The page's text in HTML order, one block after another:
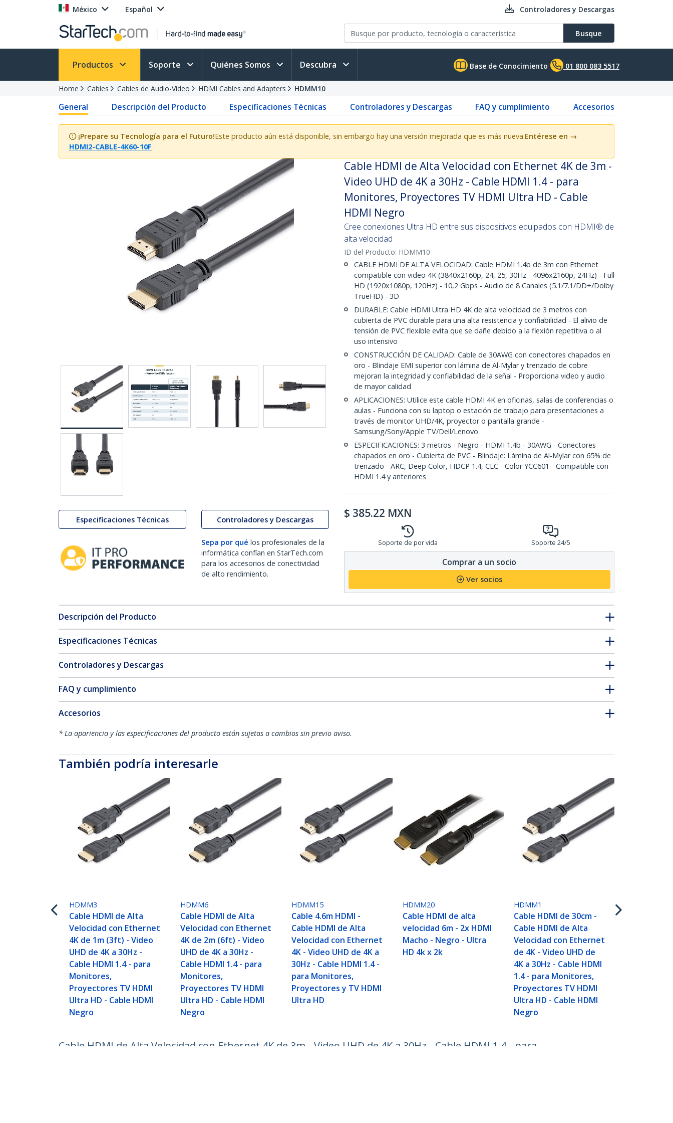
México Español Controladores y Descargas
Busque
Productos Soporte Quiénes Somos Descubra Base de Conocimiento 01 800 083 5517
Home Cables Cables de Audio-Video HDMI Cables and Adapters HDMM10
General Descripción del Producto Especificaciones Técnicas Controladores y Descargas FAQ y cumplimiento Accesorios
¡Prepare su Tecnología para el Futuro!Este producto aún está disponible, sin embargo hay una versión mejorada que es más nueva.Entérese en →
HDMI2-CABLE-4K60-10F
Especificaciones Técnicas Controladores y Descargas
Sepa por qué los profesionales de la
informática confían en StarTech.com
para los accesorios de conectividad
de alto rendimiento.
Cable HDMI de Alta Velocidad con Ethernet 4K de 3m -
Video UHD de 4K a 30Hz - Cable HDMI 1.4 - para
Monitores, Proyectores TV HDMI Ultra HD - Cable
HDMI Negro
Cree conexiones Ultra HD entre sus dispositivos equipados con HDMI® de
alta velocidad
ID del Producto: HDMM10
CABLE HDMI DE ALTA VELOCIDAD: Cable HDMI 1.4b de 3m con Ethernet
compatible con video 4K (3840x2160p, 24, 25, 30Hz - 4096x2160p, 24Hz) - Full
HD (1920x1080p, 120Hz) - 10,2 Gbps - Audio de 8 Canales (5.1/7.1/DD+/Dolby
TrueHD) - 3D
DURABLE: Cable HDMI Ultra HD 4K de alta velocidad de 3 metros con
cubierta de PVC durable para una alta resistencia y confiabilidad - El alivio de
tensión de PVC flexible evita que se dañe debido a la flexión repetitiva o al
uso intensivo
CONSTRUCCIÓN DE CALIDAD: Cable de 30AWG con conectores chapados en
oro - Blindaje EMI superior con lámina de Al-Mylar y trenzado de cobre
mejoran la integridad y confiabilidad de la señal - Proporciona video y audio
de mayor calidad
APLICACIONES: Utilice este cable HDMI 4K en oficinas, salas de conferencias o
aulas - Funciona con su laptop o estación de trabajo para presentaciones a
través de monitor UHD/4K, proyector o pantalla grande -
Samsung/Sony/Apple TV/Dell/Lenovo
ESPECIFICACIONES: 3 metros - Negro - HDMI 1.4b - 30AWG - Conectores
chapados en oro - Cubierta de PVC - Blindaje: Lámina de Al-Mylar con 65% de
trenzado - ARC, Deep Color, HDCP 1.4, CEC - Color YCC601 - Compatible con
HDMI 1.4 y anteriores
$ 385.22 MXN
Soporte de por vida Soporte 24/5
Comprar a un socio
Ver socios
Descripción del Producto
Especificaciones Técnicas
Controladores y Descargas
FAQ y cumplimiento
Accesorios
* La apariencia y las especificaciones del producto están sujetas a cambios sin previo aviso.
También podría interesarle
HDMM3
Cable HDMI de Alta
Velocidad con Ethernet
4K de 1m (3ft) - Video
UHD de 4K a 30Hz -
Cable HDMI 1.4 - para
Monitores,
Proyectores TV HDMI
Ultra HD - Cable HDMI
Negro
HDMM6
Cable HDMI de Alta
Velocidad con Ethernet
4K de 2m (6ft) - Video
UHD de 4K a 30Hz -
Cable HDMI 1.4 - para
Monitores,
Proyectores TV HDMI
Ultra HD - Cable HDMI
Negro
HDMM15
Cable 4.6m HDMI -
Cable HDMI de Alta
Velocidad con Ethernet
4K - Video UHD de 4K a
30Hz - Cable HDMI 1.4 -
para Monitores,
Proyectores y TV HDMI
Ultra HD
HDMM20
Cable HDMI de alta
velocidad 6m - 2x HDMI
Macho - Negro - Ultra
HD 4k x 2k
HDMM1
Cable HDMI de 30cm -
Cable HDMI de Alta
Velocidad con Ethernet
de 4K - Video UHD de
4K a 30Hz - Cable HDMI
1.4 - para Monitores,
Proyectores TV HDMI
Ultra HD - Cable HDMI
Negro
Cable HDMI de Alta Velocidad con Ethernet 4K de 3m - Video UHD de 4K a 30Hz - Cable HDMI 1.4 - para